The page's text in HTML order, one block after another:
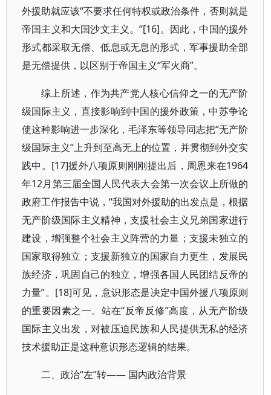
外援助就应该“不要求任何特权或政治条件，否则就是
帝国主义和大国沙文主义。”[16]。因此，中国的援外
形式都采取无偿、低息或无息的形式，军事援助全部
是无偿提供，以区别于帝国主义“军火商”。
综上所述，作为共产党人核心信仰之一的无产阶
级国际主义，直接影响到中国的援外政策，中苏争论
使这种影响进一步深化，毛泽东等领导同志把“无产阶
级国际主义”上升到至高无上的位置，并贯彻到外交实
践中。[17]援外八项原则刚刚提出后，周恩来在1964
年12月第三届全国人民代表大会第一次会议上所做的
政府工作报告中说，“我国对外援助的出发点是，根据
无产阶级国际主义精神，支援社会主义兄弟国家进行
建设，增强整个社会主义阵营的力量；支援未独立的
国家取得独立；支援新独立的国家自力更生，发展民
族经济，巩固自己的独立，增强各国人民团结反帝的
力量”。[18]可见，意识形态是决定中国外援八项原则
的重要因素之一。站在“反帝反修”高度，从无产阶级
国际主义出发，对被压迫民族和人民提供无私的经济
技术援助正是这种意识形态逻辑的结果。
二、政治“左”转—— 国内政治背景